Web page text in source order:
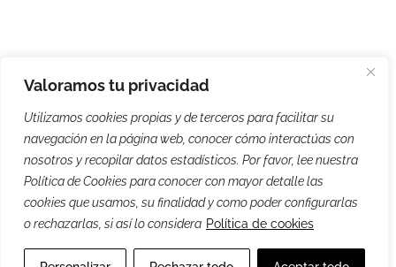
Valoramos tu privacidad
Utilizamos cookies propias y de terceros para facilitar su
navegación en la página web, conocer cómo interactúas con
nosotros y recopilar datos estadísticos. Por favor, lee nuestra
Política de Cookies para conocer con mayor detalle las
cookies que usamos, su finalidad y como poder configurarlas
o rechazarlas, si así lo considera Política de cookies